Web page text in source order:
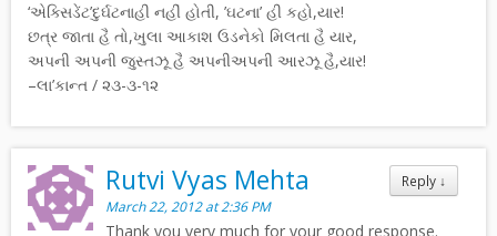
‘એક્સિડેંટ’દુર્ઘટનાહી નહીં હોતી, ’ઘટના’ હી કહો,યાર!
છત્ર જાતા હૈ તો,ખુલા આકાશ ઉડનેકો મિલતા હૈ યાર,
અપની અપની જુસ્તઝૂ હૈ અપનીઅપની આરઝૂ હૈ,યાર!
–લા’કાન્ત / ૨૩-૩-૧૨
Reply ↓
Rutvi Vyas Mehta
March 22, 2012 at 2:36 PM
Thank you very much for your good response.